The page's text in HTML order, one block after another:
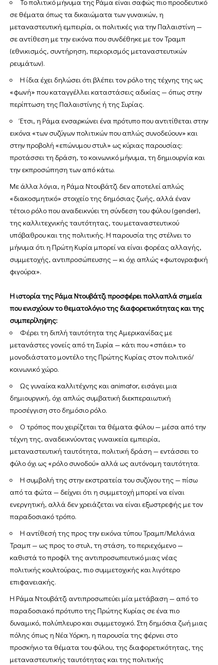
Το πολιτικό μήνυμα της Ράμα είναι σαφώς πιο προοδευτικό
σε θέματα όπως τα δικαιώματα των γυναικών, η
μεταναστευτική εμπειρία, οι πολιτικές για την Παλαιστίνη —
σε αντίθεση με την εικόνα που συνδέθηκε με τον Τραμπ
(εθνικισμός, συντήρηση, περιορισμός μεταναστευτικών
ρευμάτων).
Η ίδια έχει δηλώσει ότι βλέπει τον ρόλο της τέχνης της ως
«φωνή» που καταγγέλλει καταστάσεις αδικίας — όπως στην
περίπτωση της Παλαιστίνης ή της Συρίας.
Έτσι, η Ράμα ενσαρκώνει ένα πρότυπο που αντιτίθεται στην
εικόνα «των συζύγων πολιτικών που απλώς συνοδεύουν» και
στην προβολή «επώνυμου στυλ» ως κύριας παρουσίας:
προτάσσει τη δράση, το κοινωνικό μήνυμα, τη δημιουργία και
την εκπροσώπηση των από κάτω.
Με άλλα λόγια, η Ράμα Ντουβάτζι δεν αποτελεί απλώς
«διακοσμητικό» στοιχείο της δημόσιας ζωής, αλλά έναν
τέτοιο ρόλο που αναδεικνύει τη σύνδεση του φύλου (gender),
της καλλιτεχνικής ταυτότητας, του μεταναστευτικού
υπόβαθρου και της πολιτικής. Η παρουσία της στέλνει το
μήνυμα ότι η Πρώτη Κυρία μπορεί να είναι φορέας αλλαγής,
συμμετοχής, αντιπροσώπευσης — κι όχι απλώς «φωτογραφική
φιγούρα».
Η ιστορία της Ράμα Ντουβάτζι προσφέρει πολλαπλά σημεία
που ενισχύουν το θεματολόγιο της διαφορετικότητας και της
συμπερίληψης:
Φέρει τη διπλή ταυτότητα της Αμερικανίδας με
μετανάστες γονείς από τη Συρία — κάτι που «σπάει» το
μονοδιάστατο μοντέλο της Πρώτης Κυρίας στον πολιτικό/
κοινωνικό χώρο.
Ως γυναίκα καλλιτέχνης και animator, εισάγει μια
δημιουργική, όχι απλώς συμβατική διεκπεραιωτική
προσέγγιση στο δημόσιο ρόλο.
Ο τρόπος που χειρίζεται τα θέματα φύλου — μέσα από την
τέχνη της, αναδεικνύοντας γυναικεία εμπειρία,
μεταναστευτική ταυτότητα, πολιτική δράση — εντάσσει το
φύλο όχι ως «ρόλο συνοδού» αλλά ως αυτόνομη ταυτότητα.
Η συμβολή της στην εκστρατεία του συζύγου της — πίσω
από τα φώτα — δείχνει ότι η συμμετοχή μπορεί να είναι
ενεργητική, αλλά δεν χρειάζεται να είναι εξωστρεφής με τον
παραδοσιακό τρόπο.
Η αντίθεσή της προς την εικόνα τύπου Τραμπ/Μελάνια
Τραμπ — ως προς το στυλ, τη στάση, το περιεχόμενο —
καθιστά το προφίλ της αντιπροσωπευτικό μιας νέας
πολιτικής κουλτούρας, πιο συμμετοχικής και λιγότερο
επιφανειακής.
Η Ράμα Ντουβάτζι αντιπροσωπεύει μία μετάβαση — από το
παραδοσιακό πρότυπο της Πρώτης Κυρίας σε ένα πιο
δυναμικό, πολύπλευρο και συμμετοχικό. Στη δημόσια ζωή μιας
πόλης όπως η Νέα Υόρκη, η παρουσία της φέρνει στο
προσκήνιο τα θέματα του φύλου, της διαφορετικότητας, της
μεταναστευτικής ταυτότητας και της πολιτικής